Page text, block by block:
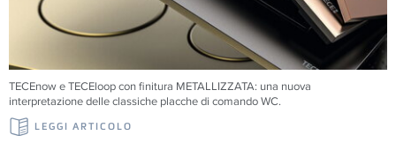
TECEnow e TECEloop con finitura METALLIZZATA: una nuova
interpretazione delle classiche placche di comando WC.
LEGGI ARTICOLO